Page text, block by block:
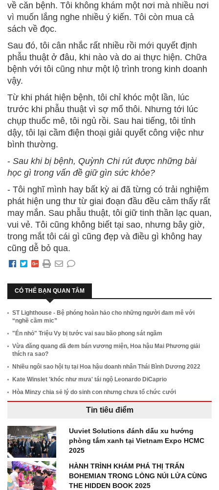
về căn bệnh. Tôi không khám một nơi mà nhiều nơi
vì muốn lắng nghe nhiều ý kiến. Tôi còn mua cả
sách về đọc.
Sau đó, tôi cân nhắc rất nhiều rồi mới quyết định
phẫu thuật ở đâu, khi nào và do ai thực hiện. Chữa
bệnh với tôi cũng như một lộ trình trong kinh doanh
vậy.
Từ khi phát hiện bệnh, tôi chỉ khóc một lần, lúc
trước khi phẫu thuật vì sợ mổ thôi. Nhưng tới lúc
chụp thuốc mê, tôi ngủ rồi. Sau hai tiếng, tôi tỉnh
dậy, tôi lại cầm điện thoại giải quyết công việc như
bình thường.
- Sau khi bị bệnh, Quỳnh Chi rút được những bài
học gì trong vấn đề giữ gìn sức khỏe?
- Tôi nghĩ mình hay bất kỳ ai đã từng có trải nghiệm
phát hiện ung thư từ giai đoạn đầu đều cảm thấy rất
may mắn. Sau phẫu thuật, tôi giữ tinh thần lạc quan,
vui vẻ. Tôi cũng không biết tại sao, nhưng bây giờ,
trong mắt tôi cái gì cũng đẹp và điều gì không hay
cũng dễ bỏ qua.
CÓ THỂ BẠN QUAN TÂM
ST Lighthouse - Bệ phóng hoàn hảo cho những người đam mê với
“nghề cầm mic”
"Én nhỏ" Triệu Vy bị tước vai sau bão phong sát ngầm
Vừa đăng quang đã đem bán vương miện, Hoa hậu Mai Phương giải
thích ra sao?
Nhiều ngôi sao hội tụ tại Hoa hậu doanh nhân Thái Bình Dương 2022
Kate Winslet 'khóc như mưa' tái ngộ Leonardo DiCaprio
Hòa Minzy chia sẻ lý do sinh con nhưng chưa tổ chức cưới
Tin tiêu điểm
Uuviet Solutions đánh dấu xu hướng
phòng tắm xanh tại Vietnam Expo HCMC
2025
HÀNH TRÌNH KHÁM PHÁ THỊ TRẤN
BOHEMIAN TRONG LÒNG NÚI LỬA CÙNG
THE HIDDEN BOOK 2025